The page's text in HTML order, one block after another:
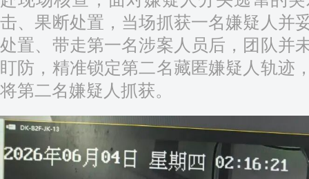
击、果断处置，当场抓获一名嫌疑人并
处置、带走第一名涉案人员后，团队并
盯防，精准锁定第二名藏匿嫌疑人轨迹
将第二名嫌疑人抓获。